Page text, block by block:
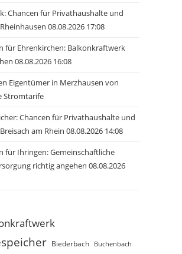
Chancen für Privathaushalte und
08.08.2026 17:08
für Ehrenkirchen: Balkonkraftwerk
08.08.2026 16:08
Eigentümer in Merzhausen von
Stromtarife
Chancen für Privathaushalte und
am Rhein 08.08.2026 14:08
für Ihringen: Gemeinschaftliche
richtig angehen 08.08.2026
Biederbach Buchenbach